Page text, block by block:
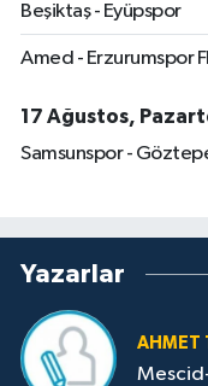
Beşiktaş - Eyüpspor
Amed - Erzurumspor
17 Ağustos,
Samsunspor -
Yazarlar
AHMET